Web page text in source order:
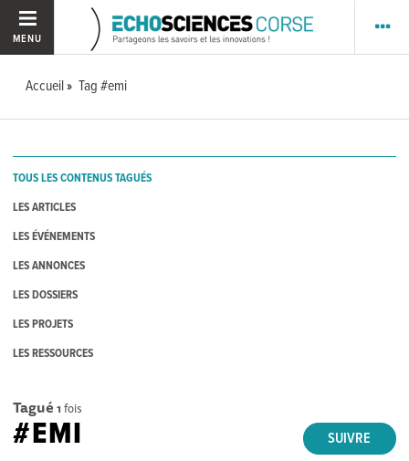
MENU
Accueil Tag #emi
TOUS LES CONTENUS TAGUÉS
LES ARTICLES
LES ÉVÉNEMENTS
LES ANNONCES
LES DOSSIERS
LES PROJETS
LES RESSOURCES
Tagué 1 fois
SUIVRE
#EMI